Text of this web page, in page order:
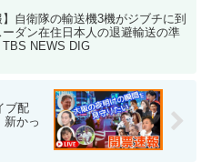
】自衛隊の輸送機3機がジブチに到
ダン在住日本人の退避輸送の準
TBS NEWS DIG
ブ配
かっ